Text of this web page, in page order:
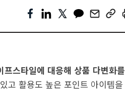
스타일에 대응해 상품 다변화를
고 활용도 높은 포인트 아이템을